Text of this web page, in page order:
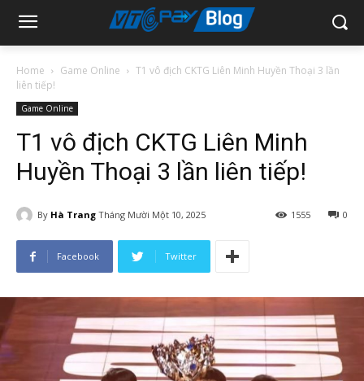
Home Game Online
T1 vô địch CKTG Liên Minh Huyền Thoại 3 lần
liên tiếp!
Game Online
T1 vô địch CKTG Liên Minh
Huyền Thoại 3 lần liên tiếp!
By Hà Trang Tháng Mười Một 10, 2025 0
1555
Facebook Twitter